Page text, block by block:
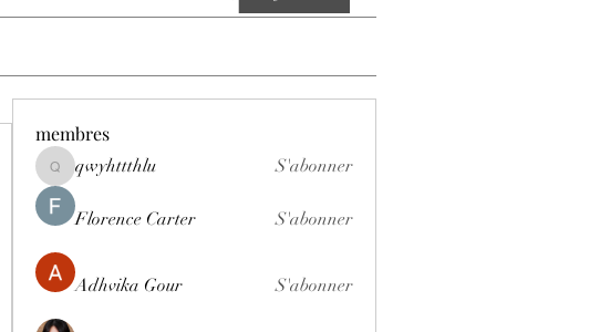
membres
qwyhttthlu
qwyhttthlu S'abonner
Florence Carter S'abonner
Adhvika Gour S'abonner